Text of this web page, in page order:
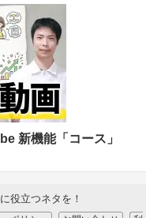
新機能「コース」
役立つネタを！